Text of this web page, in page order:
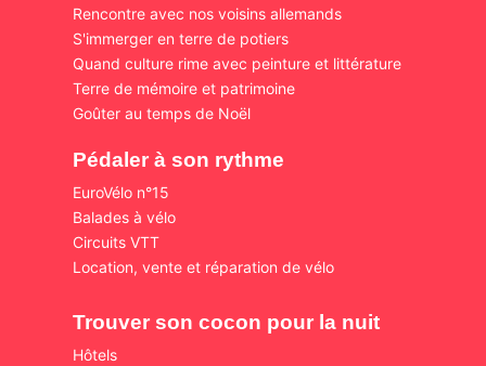
Rencontre avec nos voisins allemands
S'immerger en terre de potiers
Quand culture rime avec peinture et littérature
Terre de mémoire et patrimoine
Goûter au temps de Noël
Pédaler à son rythme
EuroVélo n°15
Balades à vélo
Circuits VTT
Location, vente et réparation de vélo
Trouver son cocon pour la nuit
Hôtels